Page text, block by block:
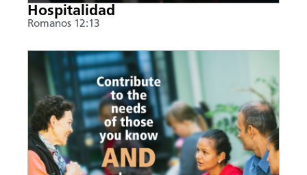
Hospitalidad
Romanos 12:13